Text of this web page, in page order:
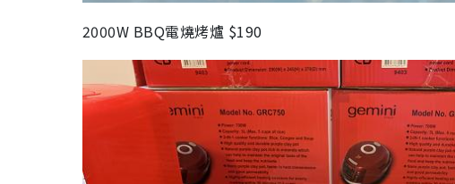
2000W BBQ電燒烤爐 $190